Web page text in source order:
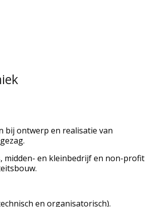
bij ontwerp en realisatie van
midden- en kleinbedrijf en non-profit
en organisatorisch).